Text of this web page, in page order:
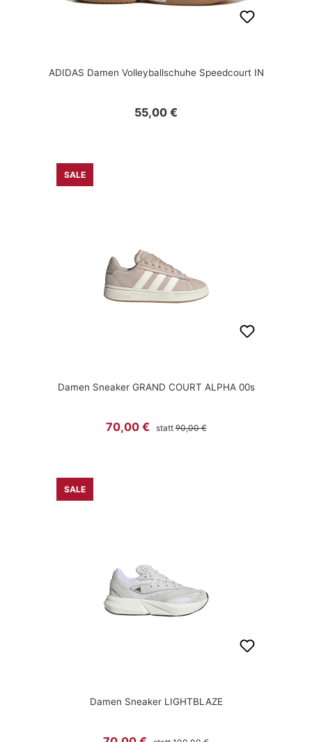
ADIDAS Damen Volleyballschuhe Speedcourt IN
Regulärer Preis:
55,00 €
SALE
Damen Sneaker GRAND COURT ALPHA 00s
Verkaufspreis:
70,00 € stattRegulärer Preis:
90,00 €
SALE
Damen Sneaker LIGHTBLAZE
Regulärer Preis: